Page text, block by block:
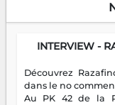
INTERVIEW -
Découvrez
dans le no
Au PK 42 de la